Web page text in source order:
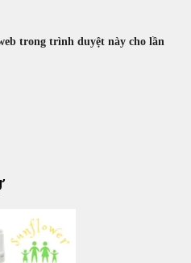
trong trình duyệt này cho lần